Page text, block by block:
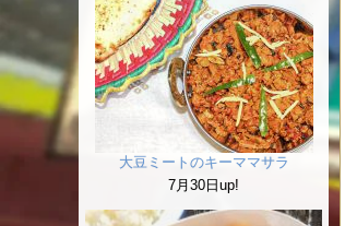
大豆ミートのキーママサラ
7月30日up!